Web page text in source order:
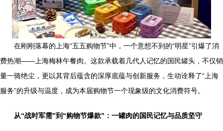
在刚刚落幕的上海“五五购物节”中，一个意想不到的“明星”引爆了消
费热潮——上海梅林午餐肉。这款承载着几代人记忆的国民罐头，不仅销
量一骑绝尘，更以其背后蕴含的深厚底蕴与创新服务，生动诠释了“上海
服务”的升级与温度，成为本届购物节一个现象级的文化消费符号。
从“战时军需”到“购物节爆款”：一罐肉的国民记忆与品质坚守